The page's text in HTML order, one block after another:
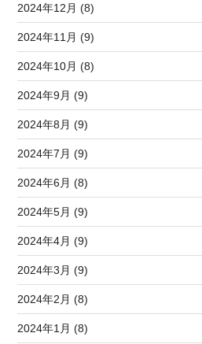
2024年12月 (8)
2024年11月 (9)
2024年10月 (8)
2024年9月 (9)
2024年8月 (9)
2024年7月 (9)
2024年6月 (8)
2024年5月 (9)
2024年4月 (9)
2024年3月 (9)
2024年2月 (8)
2024年1月 (8)